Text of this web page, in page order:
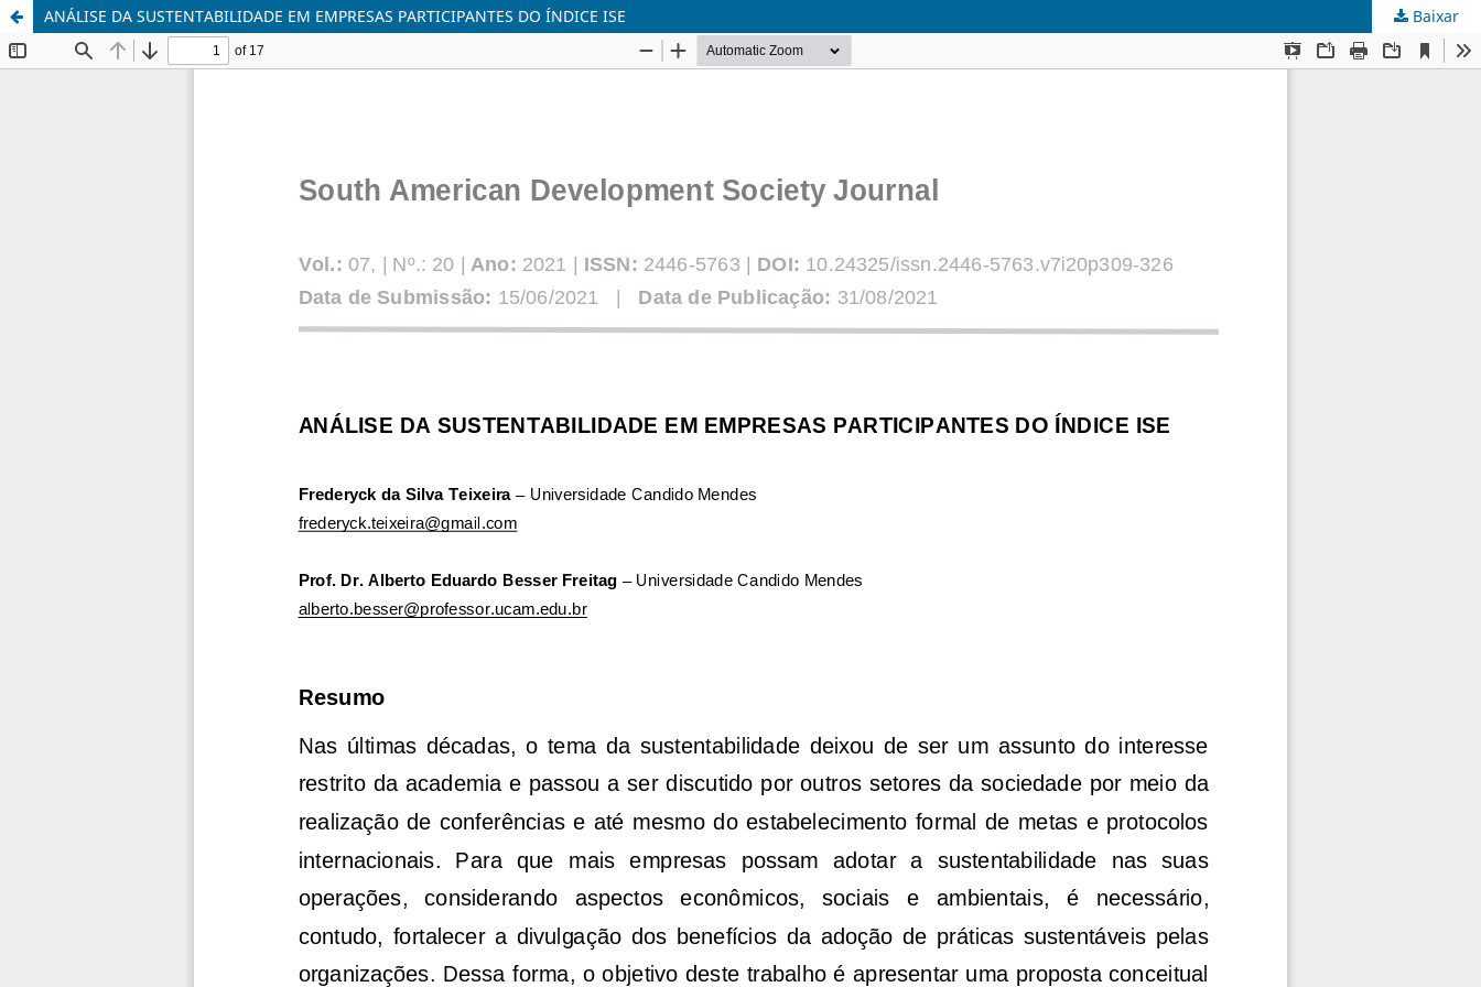
ANÁLISE DA SUSTENTABILIDADE EM EMPRESAS PARTICIPANTES DO ÍNDICE ISE Baixar